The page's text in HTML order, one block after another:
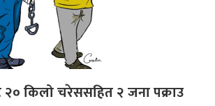
२० किलो चरेससहित २ जना पक्राउ